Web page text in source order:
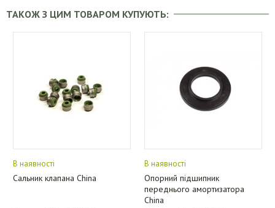
ТАКОЖ З ЦИМ ТОВАРОМ КУПУЮТЬ:
В наявності
Сальник клапана China
В наявності
Опорний підшипник
переднього амортизатора
China